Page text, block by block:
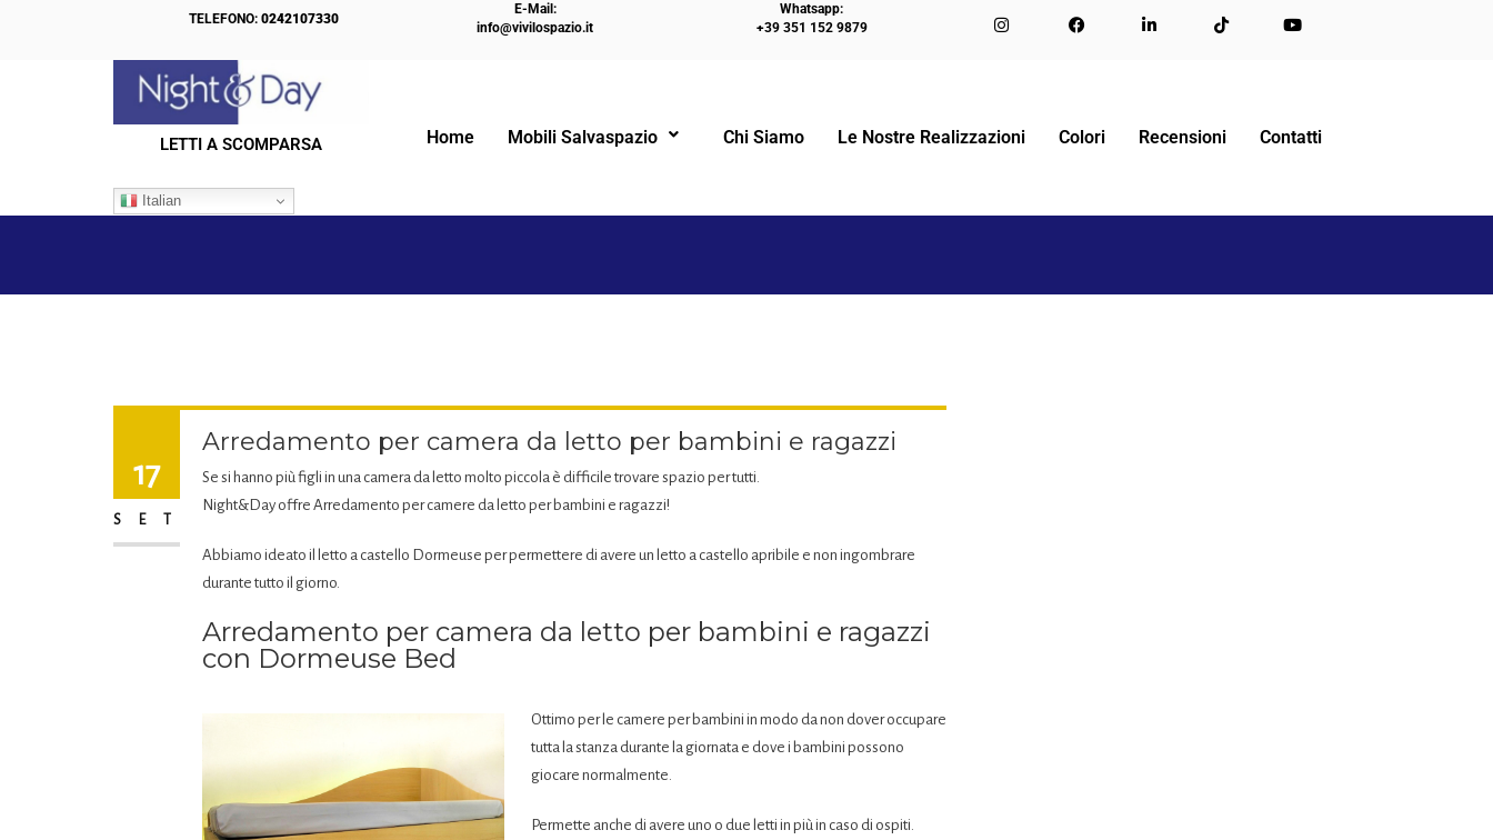
TELEFONO:0242107330
E-Mail:
info@vivilospazio.it
Whatsapp:
+39 351 152 9879
LETTI A SCOMPARSA
Italian
Home Mobili Salvaspazio Chi Siamo Le Nostre Realizzazioni Colori Recensioni Contatti
IL NOSTRO BLOG!
17
SET
Arredamento per camera da letto per bambini e ragazzi
Se si hanno più figli in una camera da letto molto piccola è difficile trovare spazio per tutti.
Night&Day offre Arredamento per camere da letto per bambini e ragazzi!
Abbiamo ideato il letto a castello Dormeuse per permettere di avere un letto a castello apribile e non ingombrare
durante tutto il giorno.
Arredamento per camera da letto per bambini e ragazzi
con Dormeuse Bed
Ottimo per le camere per bambini in modo da non dover occupare
tutta la stanza durante la giornata e dove i bambini possono
giocare normalmente.
Permette anche di avere uno o due letti in più in caso di ospiti.